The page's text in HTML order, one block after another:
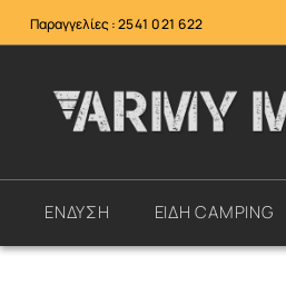
Παραγγελίες :2541 021 622
ΕΝΔΥΣΗ ΕΙΔΗ CAMPING